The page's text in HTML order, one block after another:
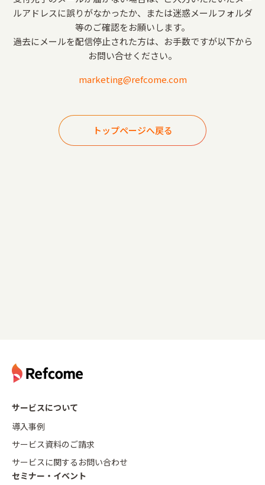
ルアドレスに誤りがなかったか、または迷惑メールフォルダ
等のご確認をお願いします。
過去にメールを配信停止された方は、お手数ですが以下から
お問い合せください。
marketing@refcome.com
トップページへ戻る
サービスについて
導入事例
サービス資料のご請求
サービスに関するお問い合わせ
セミナー・イベント